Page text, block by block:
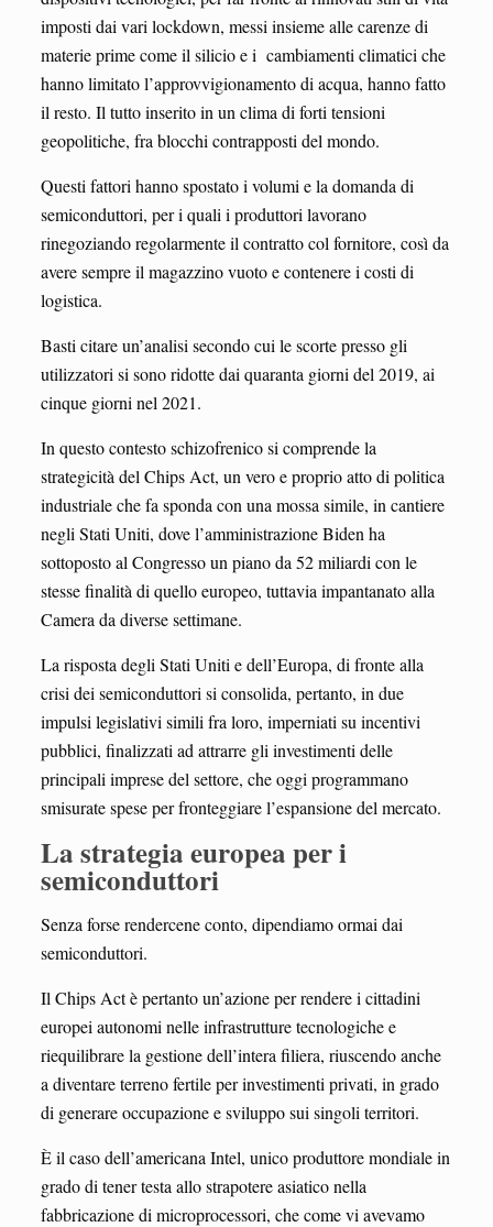
imposti dai vari lockdown, messi insieme alle carenze di
materie prime come il silicio e i cambiamenti climatici che
hanno limitato l’approvvigionamento di acqua, hanno fatto
il resto. Il tutto inserito in un clima di forti tensioni
geopolitiche, fra blocchi contrapposti del mondo.
Questi fattori hanno spostato i volumi e la domanda di
semiconduttori, per i quali i produttori lavorano
rinegoziando regolarmente il contratto col fornitore, così da
avere sempre il magazzino vuoto e contenere i costi di
logistica.
Basti citare un’analisi secondo cui le scorte presso gli
utilizzatori si sono ridotte dai quaranta giorni del 2019, ai
cinque giorni nel 2021.
In questo contesto schizofrenico si comprende la
strategicità del Chips Act, un vero e proprio atto di politica
industriale che fa sponda con una mossa simile, in cantiere
negli Stati Uniti, dove l’amministrazione Biden ha
sottoposto al Congresso un piano da 52 miliardi con le
stesse finalità di quello europeo, tuttavia impantanato alla
Camera da diverse settimane.
La risposta degli Stati Uniti e dell’Europa, di fronte alla
crisi dei semiconduttori si consolida, pertanto, in due
impulsi legislativi simili fra loro, imperniati su incentivi
pubblici, finalizzati ad attrarre gli investimenti delle
principali imprese del settore, che oggi programmano
smisurate spese per fronteggiare l’espansione del mercato.
La strategia europea per i
semiconduttori
Senza forse rendercene conto, dipendiamo ormai dai
semiconduttori.
Il Chips Act è pertanto un’azione per rendere i cittadini
europei autonomi nelle infrastrutture tecnologiche e
riequilibrare la gestione dell’intera filiera, riuscendo anche
a diventare terreno fertile per investimenti privati, in grado
di generare occupazione e sviluppo sui singoli territori.
È il caso dell’americana Intel, unico produttore mondiale in
grado di tener testa allo strapotere asiatico nella
fabbricazione di microprocessori, che come vi avevamo